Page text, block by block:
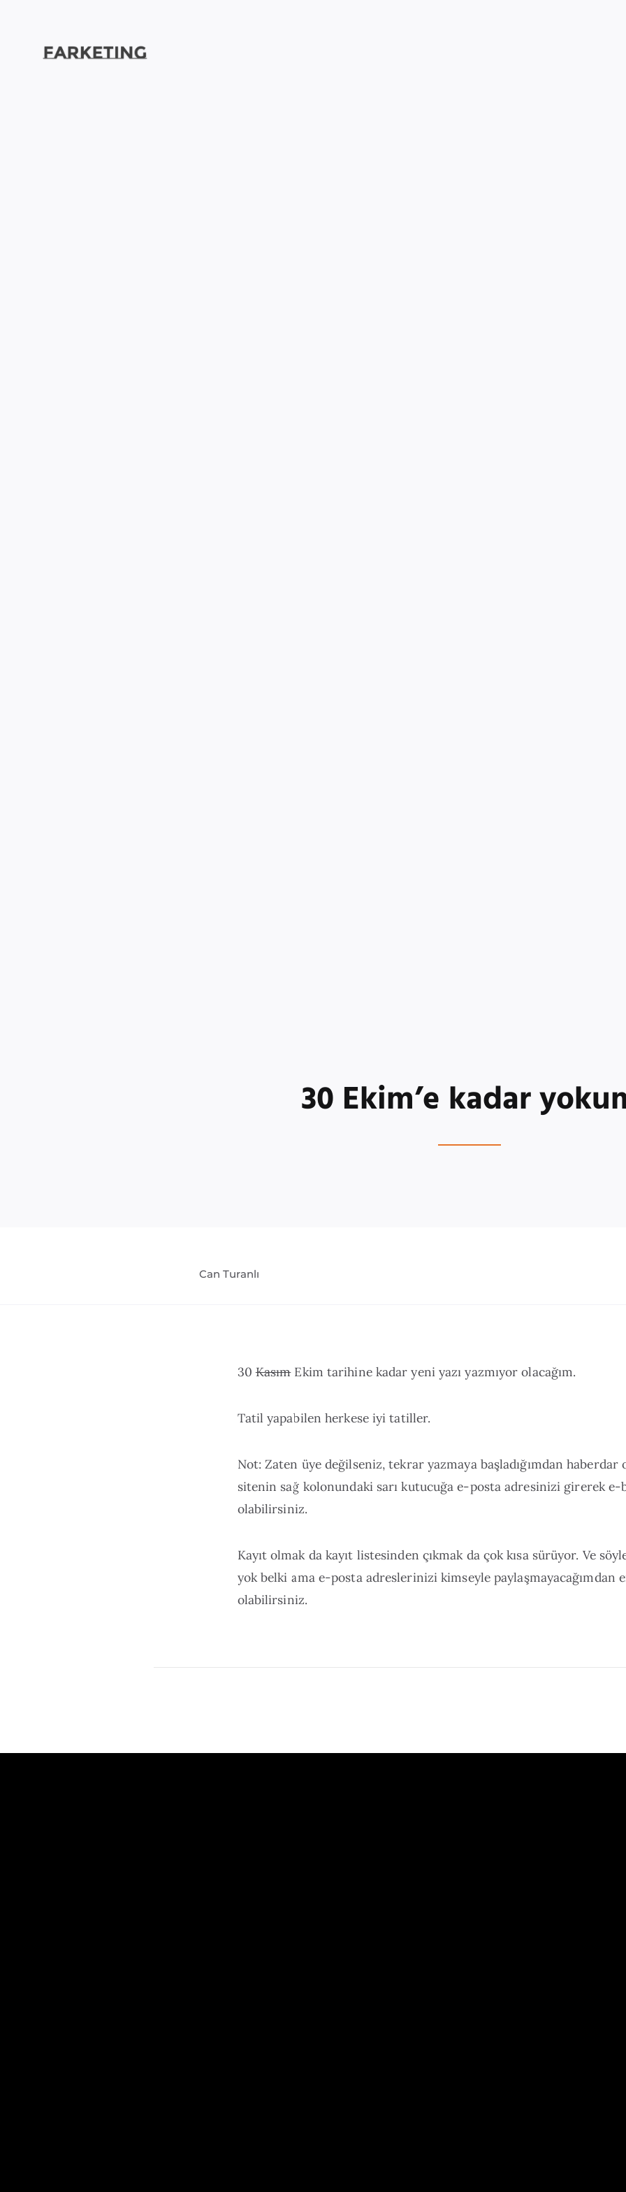
30 Ekim’e kadar
Can Turanlı
30KasımEkim tarihine kadar yeni yazı yazmıyor olacağım.
Tatil yapabilen herkese iyi tatiller.
Not: Zaten üye değilseniz, tekrar yazmaya başladığımdan haberdar
sitenin sağ kolonundaki sarı kutucuğa e-posta adresinizi girerek e-
olabilirsiniz.
Kayıt olmak da kayıt listesinden çıkmak da çok kısa sürüyor. Ve
yok belki ama e-posta adreslerinizi kimseyle paylaşmayacağımdan
olabilirsiniz.